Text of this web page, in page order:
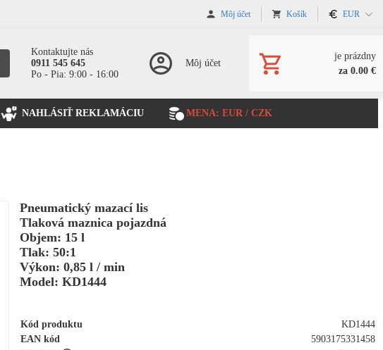
Môj účet Košík EUR
Kontaktujte nás
0911 545 645
Po - Pia: 9:00 - 16:00
Môj účet
je prázdny
za 0.00 €
NAHLÁSIŤ REKLAMÁCIU MENA: EUR / CZK
Pneumatický mazací lis
Tlaková maznica pojazdná
Objem: 15 l
Tlak: 50:1
Výkon: 0,85 l / min
Model: KD1444
Kód produktu
KD1444
EAN kód
5903175331458